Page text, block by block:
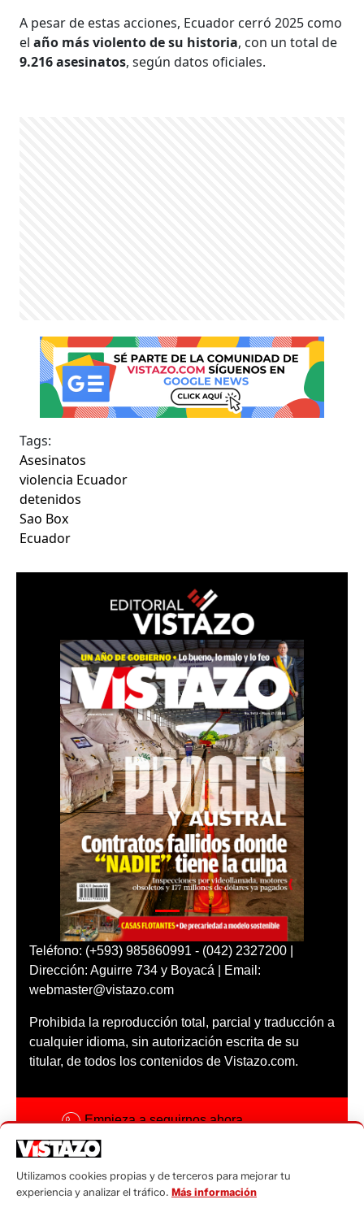
A pesar de estas acciones, Ecuador cerró 2025 como
elaño más violento de su historia, con un total de
9.216 asesinatos, según datos oficiales.
Tags:
Asesinatos
violencia Ecuador
detenidos
Sao Box
Ecuador
Teléfono: (+593) 985860991 - (042) 2327200 |
Dirección: Aguirre 734 y Boyacá | Email:
webmaster@vistazo.com
Prohibida la reproducción total, parcial y traducción a
cualquier idioma, sin autorización escrita de su
titular, de todos los contenidos de Vistazo.com.
Empieza a seguirnos ahora
Código ética
Utilizamos cookies propias y de terceros para mejorar tu
experiencia y analizar el tráfico. Más información